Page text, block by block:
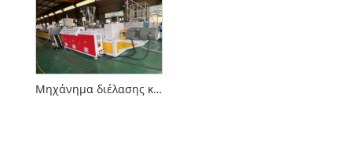
Μηχάνημα διέλασης κορμού καλωδίων PVC